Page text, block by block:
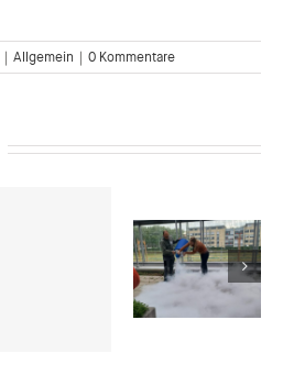
| Allgemein | 0 Kommentare
Herdermer